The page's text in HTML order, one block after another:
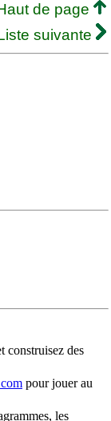
de page
suivante
construisez des
pour jouer au
les